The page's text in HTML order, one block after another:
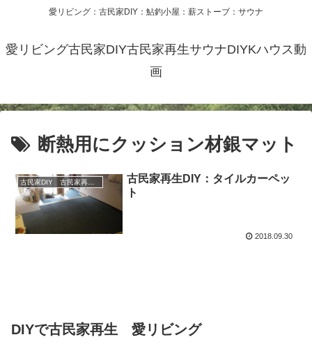
愛リビング：古民家DIY：鮎釣小屋：薪ストーブ：サウナ
愛リビング古民家DIY古民家再生サウナDIYKハウス動
画
断熱用にクッション材銀マット
古民家再生DIY：タイルカーペッ
ト
2018.09.30
DIYで古民家再生 愛リビング